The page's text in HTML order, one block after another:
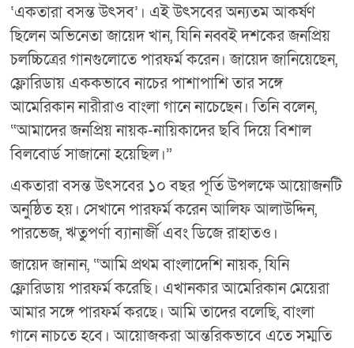
‘একতারা বসন্ত উৎসব’। এই উৎসবের অন্যতম আকর্ষণ
ছিলেন অভিনেতা জায়েদ খান, যিনি নব্বই দশকের জনপ্রিয়
চলচ্চিত্রের গানগুলোতে পারফর্ম করেন। জায়েদ জানিয়েছেন,
ফ্লোরিডায় এককভাবে নাচের পাশাপাশি তার সঙ্গে
আমেরিকান নারীরাও বাংলা গানে নাচেছেন। তিনি বলেন,
“আমাদের জনপ্রিয় নায়ক-নায়িকাদের ছবি দিয়ে বিশাল
বিলবোর্ড সাজানো হয়েছিল।”
একতারা বসন্ত উৎসবের ১০ বছর পূর্তি উপলক্ষে আয়োজনটি
অনুষ্ঠিত হয়। সেখানে পারফর্ম করেন আলিফ আলাউদ্দিন,
পারভেজ, ঋতুপর্ণা ব্যানার্জী এবং ডিজে রাহাতও।
জায়েদ জানান, “আমি প্রথম বাংলাদেশি নায়ক, যিনি
ফ্লোরিডায় পারফর্ম করেছি। এখানকার আমেরিকান মেয়েরা
আমার সঙ্গে পারফর্ম করছে। আমি তাদের বলেছি, বাংলা
গানে নাচতে হবে। আয়োজকরা আন্তরিকভাবে এতে সম্মতি